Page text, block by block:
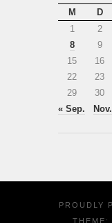
M D
1
2
8
9
15
16
22
23
29
30
« Sep.
PROUDLY
THEME: